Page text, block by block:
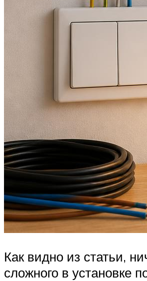
Как видно из статьи,
сложного в установке